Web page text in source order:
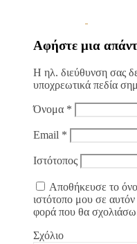
Αφήστε μια
Η ηλ. διεύθυνση σας
υποχρεωτικά πεδία
Όνομα *
Email *
Ιστότοπος
Αποθήκευσε το
ιστότοπο μου σε
φορά που θα
Σχόλιο